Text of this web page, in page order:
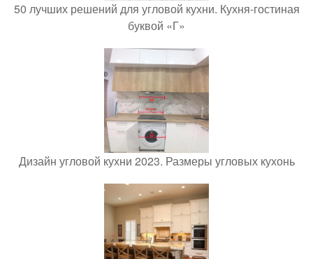
50 лучших решений для угловой кухни. Кухня-гостиная
буквой «Г»
Дизайн угловой кухни 2023. Размеры угловых кухонь